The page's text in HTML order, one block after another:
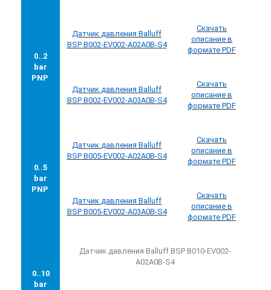
0..2
bar
PNP
Датчик давления Balluff
BSP B002-EV002-A02A0B-S4
Скачать
описание в
формате PDF
Датчик давления Balluff
BSP B002-EV002-A03A0B-S4
Скачать
описание в
формате PDF
0..5
bar
PNP
Датчик давления Balluff
BSP B005-EV002-A02A0B-S4
Скачать
описание в
формате PDF
Датчик давления Balluff
BSP B005-EV002-A03A0B-S4
Скачать
описание в
формате PDF
0..10
bar
Датчик давления Balluff BSP B010-EV002-
A02A0B-S4